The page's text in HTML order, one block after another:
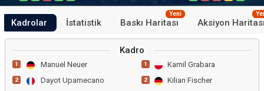
Kadrolar İstatistik Baskı Haritası
Yeni
Aksiyon
Kadro
1 Manuel Neuer
2 Dayot Upamecano
1 Kamil Grabara
2 Kilian Fischer